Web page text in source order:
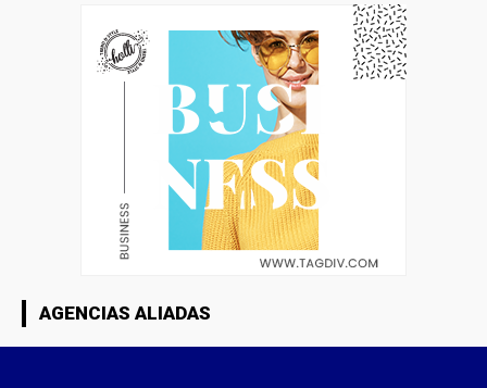
AGENCIAS ALIADAS